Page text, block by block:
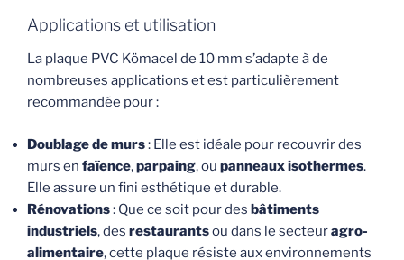
Applications et utilisation
La plaque PVC Kömacel de 10 mm s’adapte à de
nombreuses applications et est particulièrement
recommandée pour :
Doublage de murs: Elle est idéale pour recouvrir des
murs en faïence,parpaing, ou panneaux isothermes.
Elle assure un fini esthétique et durable.
Rénovations: Que ce soit pour des bâtiments
industriels, des restaurantsou dans le secteuragro-
alimentaire, cette plaque résiste aux environnements